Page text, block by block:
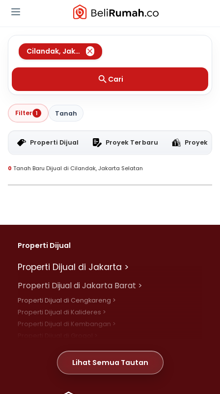
Cilandak, Jakarta Selatan
Cari
Filter 1 Tanah
Properti Dijual Proyek Terbaru Proyek
0 Tanah Baru Dijual di Cilandak, Jakarta Selatan
Properti Dijual
Properti Dijual di Jakarta >
Properti Dijual di Jakarta Barat >
Properti Dijual di Cengkareng >
Properti Dijual di Kalideres >
Properti Dijual di Kembangan >
Properti Dijual di Meruya >
Properti Dijual di Jelambar >
Lihat Semua Tautan